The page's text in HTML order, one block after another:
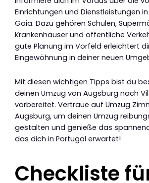
Einrichtungen und Dienstleistungen
Gaia. Dazu gehören Schulen,
Krankenhäuser und öffentliche
gute Planung im Vorfeld erleichtert
Eingewöhnung in deiner neuen
Mit diesen wichtigen Tipps bist du
deinen Umzug von Augsburg nach
vorbereitet. Vertraue auf Umzug
Augsburg, um deinen Umzug
gestalten und genieße das
das dich in Portugal erwartet!
Checkliste